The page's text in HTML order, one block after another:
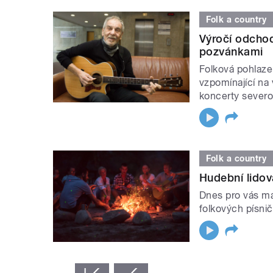
Folk a country
Výročí
pozvánkami
Folková
vzpomínající na
koncerty
Folk a country
Hudební
Dnes pro vás
folkových